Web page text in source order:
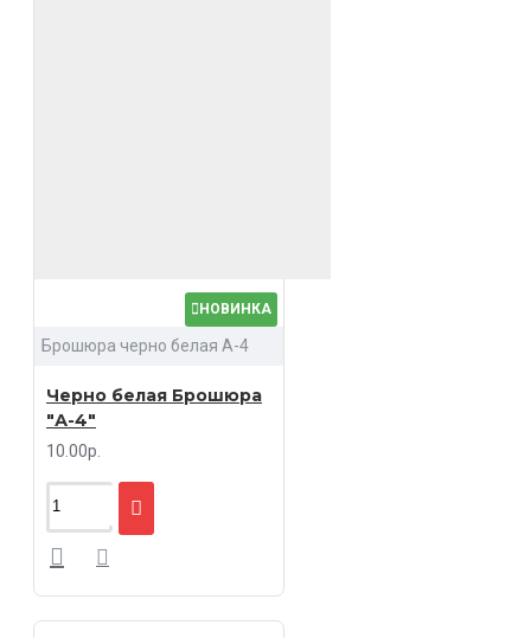
НОВИНКА
Брошюра черно белая А-4
Черно белая Брошюра
"А-4"
10.00р.